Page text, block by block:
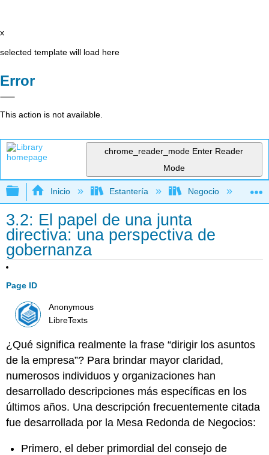
x
selected template will load here
Error
This action is not available.
chrome_reader_mode Enter Reader
Mode
Expandir/contraer jerarquía global
Inicio Estantería Negocio
3.2: El papel de una junta
directiva: una perspectiva de
gobernanza
Page ID
Anonymous
LibreTexts
¿Qué significa realmente la frase “dirigir los asuntos
de la empresa”? Para brindar mayor claridad,
numerosos individuos y organizaciones han
desarrollado descripciones más específicas en los
últimos años. Una descripción frecuentemente citada
fue desarrollada por la Mesa Redonda de Negocios:
Primero, el deber primordial del consejo de